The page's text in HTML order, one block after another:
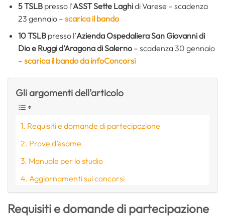
5TSLBpresso l’ASST Sette Laghidi Varese – scadenza
23 gennaio – scarica il bando
10 TSLBpresso l’Azienda Ospedaliera San Giovanni di
Dio e Ruggi d’Aragona di Salerno– scadenza 30 gennaio
– scarica il bando da infoConcorsi
Gli argomenti dell'articolo
Requisiti e domande di partecipazione
Prove d’esame
Manuale per lo studio
Aggiornamenti sui concorsi
Requisiti e domande di partecipazione